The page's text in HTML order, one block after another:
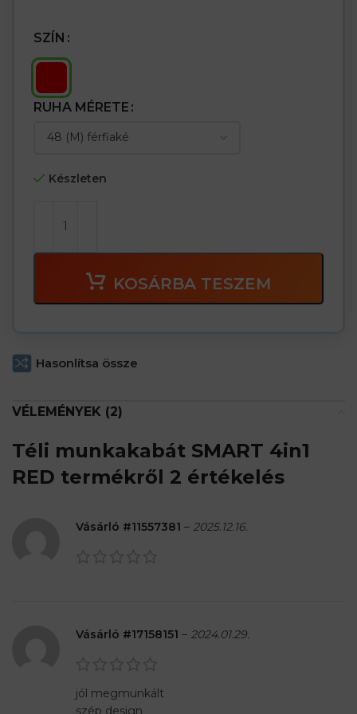
SZÍN
RUHA MÉRETE
Készleten
KOSÁRBA TESZEM
Hasonlítsa össze
VÉLEMÉNYEK (2)
Téli munkakabát SMART 4in1
RED termékről 2 értékelés
Vásárló #11557381 – 2025.12.16.
Vásárló #17158151 – 2024.01.29.
jól megmunkált
szép design